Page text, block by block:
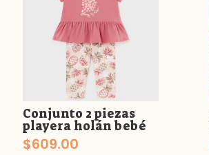
Conjunto 2 piezas
playera holán bebé
$609.00